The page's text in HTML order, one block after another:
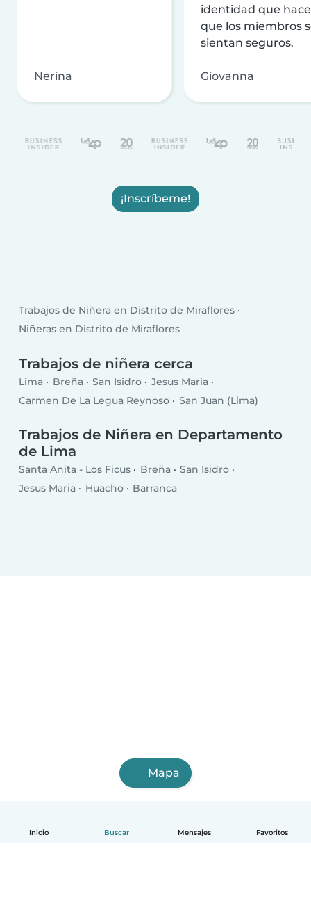
Inicio Buscar Mensajes Favoritos
Nerina
identidad que
que los miembros
sientan seguros.
Giovanna
¡Inscríbeme!
Trabajos de Niñera en Distrito de Miraflores
Niñeras en Distrito de Miraflores
Trabajos de niñera cerca
Lima Breña San Isidro
Jesus Maria
Carmen De La Legua Reynoso
San Juan (Lima)
Trabajos de Niñera en Departamento
de Lima
Santa Anita - Los Ficus Breña
San Isidro
Jesus Maria
Huacho Barranca
Mapa